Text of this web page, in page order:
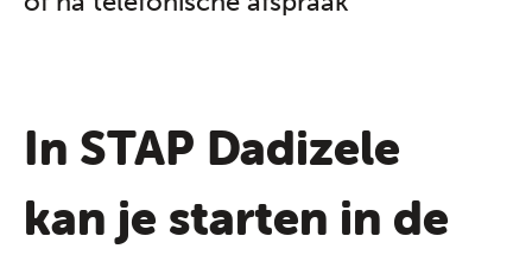
In STAP Dadizele
kan je starten in de